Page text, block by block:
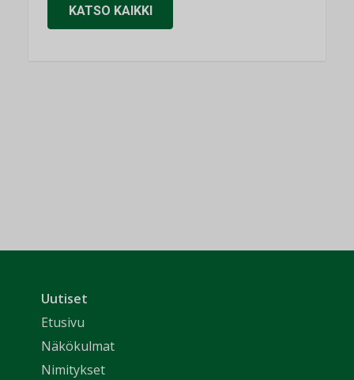
KATSO KAIKKI
Uutiset
Etusivu
Näkökulmat
Nimitykset